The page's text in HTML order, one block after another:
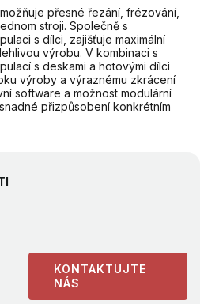
přesné řezání, frézování,
stroji. Společně s
s dílci, zajišťuje maximální
výrobu. V kombinaci s
s deskami a hotovými dílci
výroby a výraznému zkrácení
software a možnost modulární
přizpůsobení konkrétním
KONTAKTUJTE
NÁS